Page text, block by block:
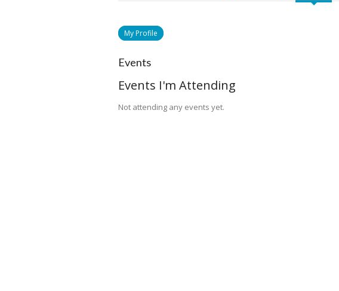
My Profile
Events
Events I'm Attending
Not attending any events yet.